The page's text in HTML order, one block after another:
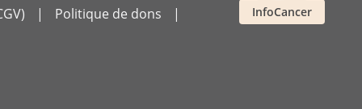
InfoCancer
Politique de dons